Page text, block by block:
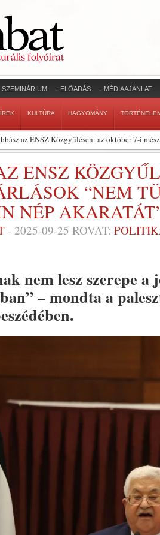
SZEMINÁRIUM ELŐADÁS MÉDIAAJÁNLAT
KULTÚRA HAGYOMÁNY
az ENSZ Közgyűlésen: az október 7-i
ENSZ
“NEM
NÉP
- 2025-09-25 ROVAT:
nem lesz szerepe a
– mondta a